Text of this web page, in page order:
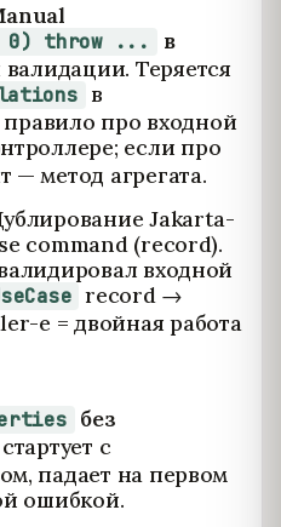
0) throw ...
в
Теряется
в
про входной
если про
метод агрегата.
Jakarta-
command (record).
входной
record →
е = двойная работа
без
с
падает на первом
ошибкой.